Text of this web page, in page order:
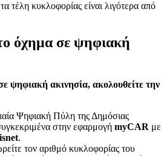
τέλη κυκλοφορίας είναι λιγότερα από
όχημα σε ψηφιακή
ψηφιακή ακινησία, ακολουθείτε την
Ψηφιακή Πύλη της Δημόσιας
στην εφαρμογή myCAR με
.
τον αριθμό κυκλοφορίας του